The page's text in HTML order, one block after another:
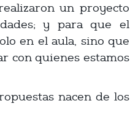
un proyecto
y para que el
en el aula, sino que
con quienes estamos
nacen de los